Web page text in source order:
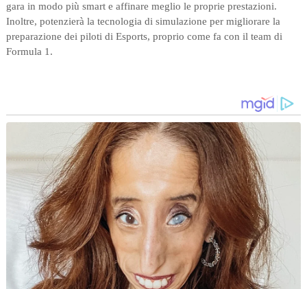
gara in modo più smart e affinare meglio le proprie prestazioni.
Inoltre, potenzierà la tecnologia di simulazione per migliorare la
preparazione dei piloti di Esports, proprio come fa con il team di
Formula 1.